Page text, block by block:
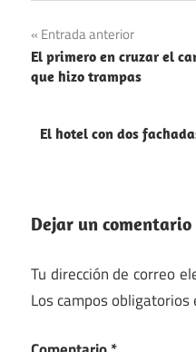
Literatura
Navegación
de
Entrada anterior
El primero en cruzar el
que hizo trampas
El hotel con dos
Dejar un comentario
Tu dirección de correo
Los campos obligatorios